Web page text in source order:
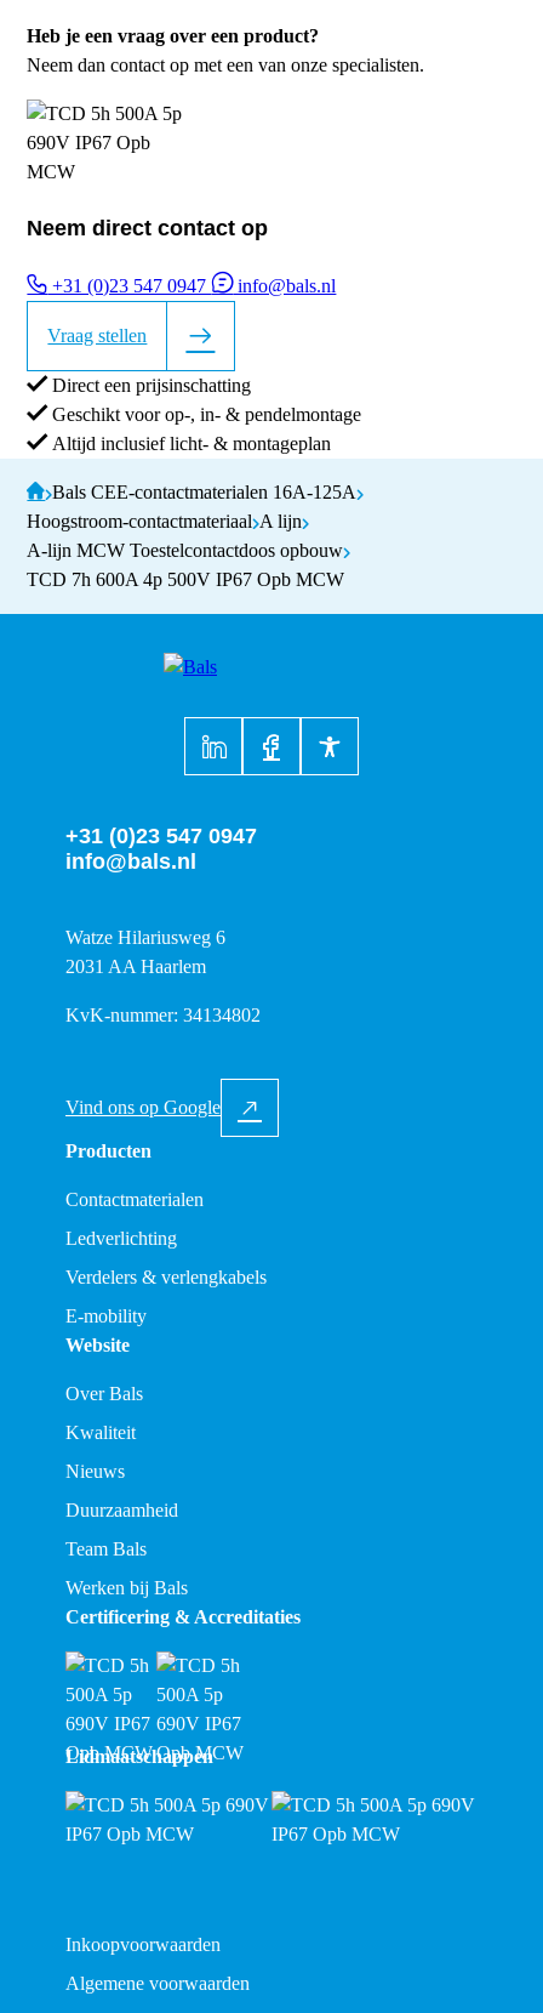
Heb je een vraag over een product?
Neem dan contact op met een van onze specialisten.
Neem direct contact op
+31 (0)23 547 0947 info@bals.nl
Vraag stellen
Direct een prijsinschatting
Geschikt voor op-, in- & pendelmontage
Altijd inclusief licht- & montageplan
Bals CEE-contactmaterialen 16A-125A
Hoogstroom-contactmateriaal A lijn
A-lijn MCW Toestelcontactdoos opbouw
TCD 7h 600A 4p 500V IP67 Opb MCW
+31 (0)23 547 0947
info@bals.nl
Watze Hilariusweg 6
2031 AA Haarlem
KvK-nummer: 34134802
Vind ons op Google
Producten
Contactmaterialen
Ledverlichting
Verdelers & verlengkabels
E-mobility
Website
Over Bals
Kwaliteit
Nieuws
Duurzaamheid
Team Bals
Werken bij Bals
Certificering & Accreditaties
Lidmaatschappen
Inkoopvoorwaarden
Algemene voorwaarden